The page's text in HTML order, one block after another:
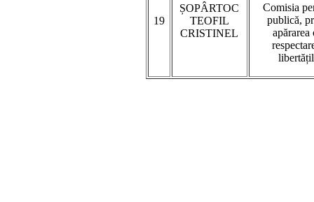
19
ȘOPÂRTOC
TEOFIL
CRISTINEL
Comisia
publică,